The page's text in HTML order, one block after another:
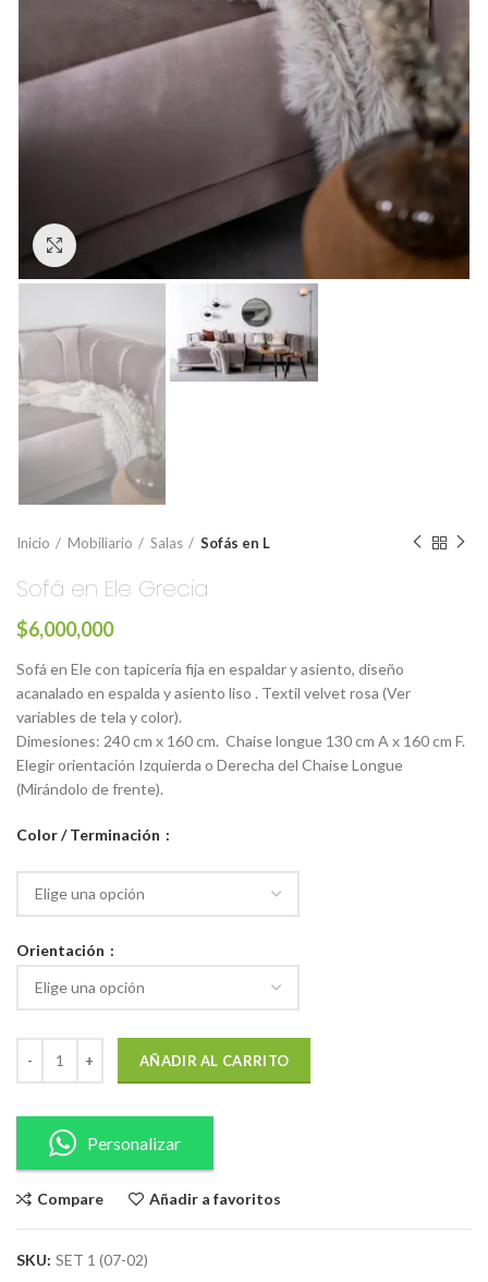
Click to enlarge
Inicio Mobiliario Salas Sofás en L
Sofá en Ele Grecia
$6,000,000
Sofá en Ele con tapicería fija en espaldar y asiento, diseño
acanalado en espalda y asiento liso . Textil velvet rosa (Ver
variables de tela y color).
Dimesiones: 240 cm x 160 cm. Chaise longue 130 cm A x 160 cm F.
Elegir orientación Izquierda o Derecha del Chaise Longue
(Mirándolo de frente).
Color / Terminación
Orientación
AÑADIR AL CARRITO
Personalizar
Compare Añadir a favoritos
SKU: SET 1 (07-02)